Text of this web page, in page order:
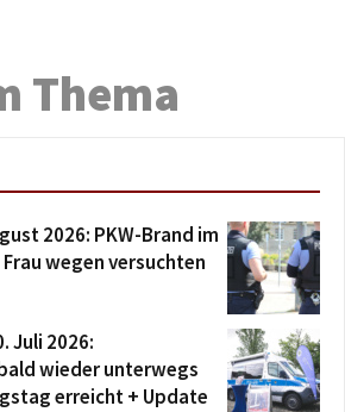
Thema
2026: PKW-Brand im
wegen versuchten
Juli 2026:
wieder unterwegs
erreicht + Update